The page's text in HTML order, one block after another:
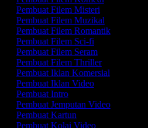
Pembuat Filem Misteri
Pembuat Filem Muzikal
Pembuat Filem Romantik
Pembuat Filem Sci-fi
Pembuat Filem Seram
Pembuat Filem Thriller
Pembuat Iklan Komersial
Pembuat Iklan Video
Pembuat Intro
Pembuat Jemputan Video
Pembuat Kartun
Pembuat Kolaj Video